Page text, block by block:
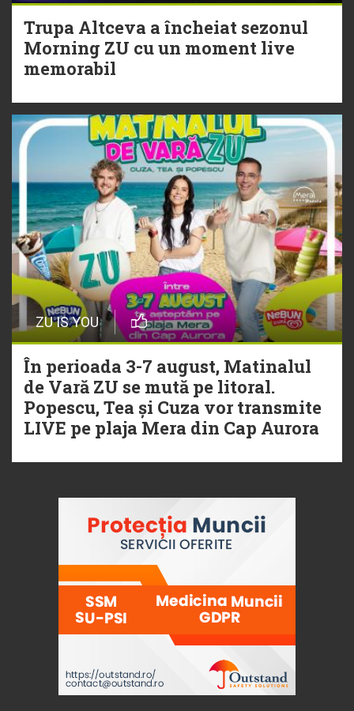
Morning ZU cu un moment live
memorabil
NEW MUSIC | 5 piese noi în
playlistul Radio ZU
Trupa Altceva a încheiat sezonul
Morning ZU cu un moment live
memorabil
ZU IS YOU
În perioada 3-7 august, Matinalul
de Vară ZU se mută pe litoral.
Popescu, Tea și Cuza vor transmite
LIVE pe plaja Mera din Cap Aurora